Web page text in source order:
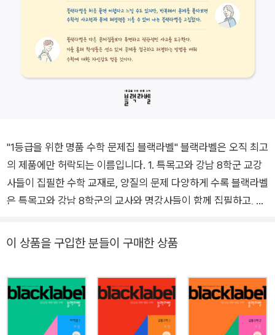
"1등급을 위한 명품 수학 문제집 블랙라벨" 블랙라벨은 오직 최고
의 제품에만 허락되는 이름입니다. 1. 특목고와 강남 8학군 교강
사들이 집필한 수학 교재로, 양질의 문제 다양하게 수록 블랙라벨
은 특목고와 강남 8학군의 교사와 명강사들이 함께 집필하고, 해
재입니다. 고빈출 기출 문제뿐만 아니라, 특목고와 강남 8학군의
문제 비율이 50% 이상인 다이아몬드식 문항 구성 블랙라벨은
기존 문제집과 차별화된 문항 구성을 자랑합니다. 변별력 있는 다
양한 신유형의 고난도 문제들이 풍부하게 수록되어 있으며, 고난
이 상품을 구입한 분들이 구매한 상품